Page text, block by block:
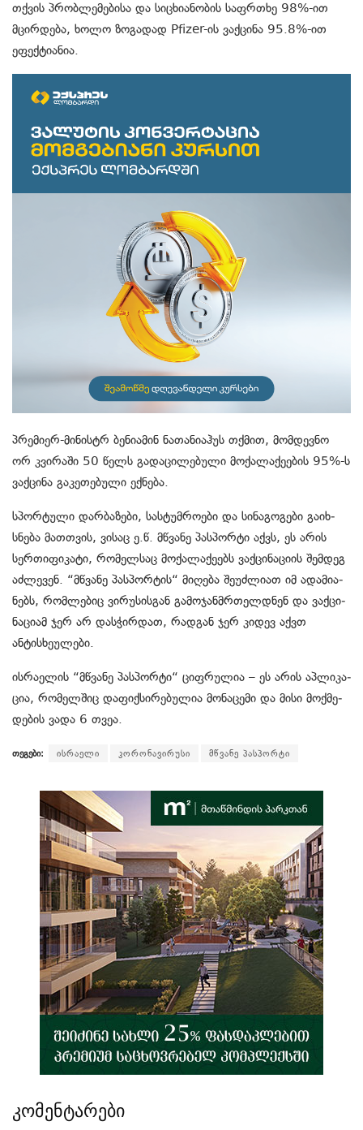
თქვის პრობ­ლე­მე­ბი­სა და სი­ცხი­ა­ნო­ბის საფრ­თხე 98%-ით
მცირ­დე­ბა, ხოლო ზო­გა­დად Pfizer-ის ვაქ­ცი­ნა 95.8%-ით
ეფექ­ტი­ა­ნია.
პრე­მი­ერ-მი­ნის­ტრ ბე­ნი­ა­მინ ნა­თა­ნი­აჰუს თქმით, მომ­დევ­ნო
ორ კვი­რა­ში 50 წელს გა­და­ცი­ლე­ბუ­ლი მო­ქა­ლა­ქე­ე­ბის 95%-ს
ვაქ­ცი­ნა გა­კე­თე­ბუ­ლი ექ­ნე­ბა.
სპორ­ტუ­ლი დარ­ბა­ზე­ბი, სას­ტუმ­რო­ე­ბი და სი­ნა­გო­გე­ბი გა­იხ­
სნე­ბა მათ­თვის, ვი­საც ე.წ. მწვა­ნე პას­პორ­ტი აქვს, ეს არის
სერ­თი­ფი­კა­ტი, რო­მელ­საც მო­ქა­ლა­ქე­ებს ვაქ­ცი­ნა­ცი­ის შემ­დეგ
აძ­ლე­ვენ. “მწვა­ნე პას­პორ­ტის“ მი­ღე­ბა შე­უძ­ლი­ათ იმ ადა­მი­ა­
ნებს, რომ­ლე­ბიც ვირუ­სის­გან გა­მო­ჯან­მრთელ­დნენ და ვაქ­ცი­
ნა­ცი­ამ ჯერ არ დასჭირდათ, რადგან ჯერ კიდევ აქვთ
ანტისხეულები.
ისრაელის “მწვა­ნე პას­პორ­ტი“ ციფ­რუ­ლია – ეს არის აპ­ლი­კა­
ცია, რომელშიც დაფიქსირებულია მონაცემი და მისი მოქ­მე­
დე­ბის ვადა 6 თვეა.
თეგები: ისრაელი კორონავირუსი მწვანე პასპორტი
კომენტარები